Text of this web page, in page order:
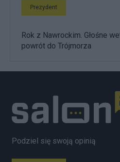
Prezydent
Rok z Nawrockim. Głośne
powrót do Trójmorza
Podziel się swoją opinią